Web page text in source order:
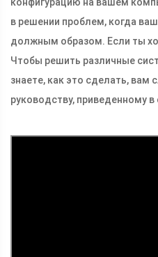
в решении проблем, когда
должным образом. Если ты
Чтобы решить различные
знаете, как это сделать, вам
руководству, приведенному